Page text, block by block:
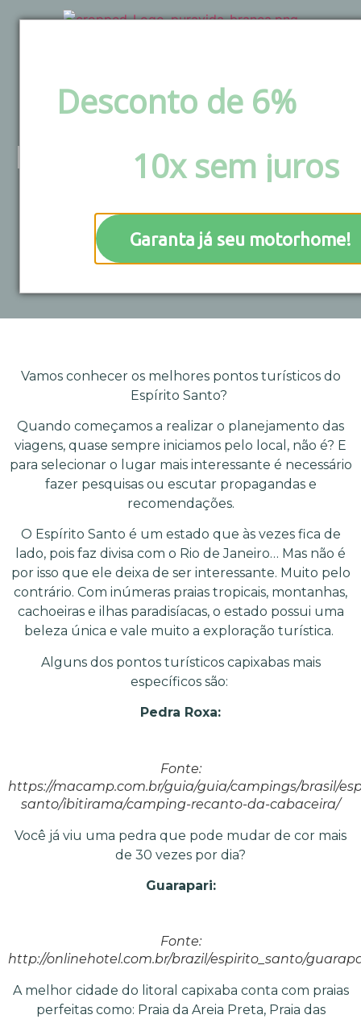
Desconto de 6%
10x sem juros
Garanta já seu motorhome!
Melhores campings
para estacionar o
seu motorhome no
Espírito Santo
Vamos conhecer os melhores pontos turísticos do
Espírito Santo?
Quando começamos a realizar o planejamento das
viagens, quase sempre iniciamos pelo local, não é? E
para selecionar o lugar mais interessante é necessário
fazer pesquisas ou escutar propagandas e
recomendações.
O Espírito Santo é um estado que às vezes fica de
lado, pois faz divisa com o Rio de Janeiro… Mas não é
por isso que ele deixa de ser interessante. Muito pelo
contrário. Com inúmeras praias tropicais, montanhas,
cachoeiras e ilhas paradisíacas, o estado possui uma
beleza única e vale muito a exploração turística.
Alguns dos pontos turísticos capixabas mais
específicos são:
Pedra Roxa:
Fonte:
https://macamp.com.br/guia/guia/campings/brasil/
santo/ibitirama/camping-recanto-da-cabaceira/
Você já viu uma pedra que pode mudar de cor mais
de 30 vezes por dia?
Guarapari:
Fonte:
http://onlinehotel.com.br/brazil/espirito_santo/
A melhor cidade do litoral capixaba conta com praias
perfeitas como: Praia da Areia Preta, Praia das